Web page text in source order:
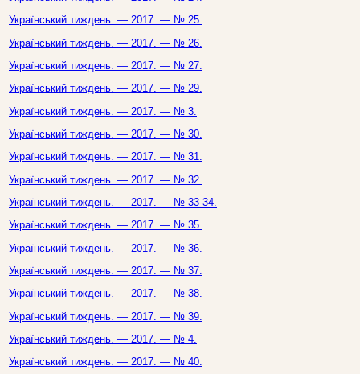
Український тиждень. — 2017. — № 25.
Український тиждень. — 2017. — № 26.
Український тиждень. — 2017. — № 27.
Український тиждень. — 2017. — № 29.
Український тиждень. — 2017. — № 3.
Український тиждень. — 2017. — № 30.
Український тиждень. — 2017. — № 31.
Український тиждень. — 2017. — № 32.
Український тиждень. — 2017. — № 33-34.
Український тиждень. — 2017. — № 35.
Український тиждень. — 2017. — № 36.
Український тиждень. — 2017. — № 37.
Український тиждень. — 2017. — № 38.
Український тиждень. — 2017. — № 39.
Український тиждень. — 2017. — № 4.
Український тиждень. — 2017. — № 40.